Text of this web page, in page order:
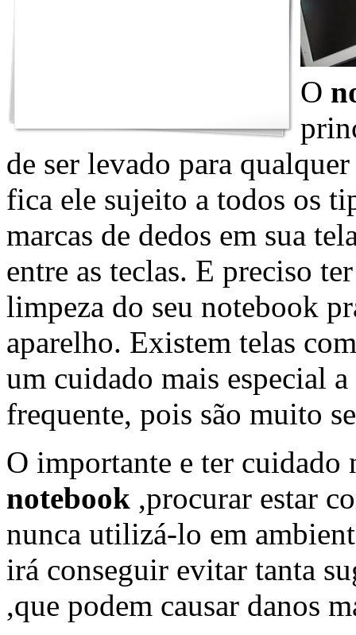
O
de ser levado para
fica ele sujeito a todos os
marcas de dedos em sua
entre as teclas. E preciso
limpeza do seu notebook
aparelho. Existem telas
um cuidado mais especial
frequente, pois são muito
O importante e ter cuidado
notebook ,procurar estar
nunca utilizá-lo em
irá conseguir evitar tanta
,que podem causar danos